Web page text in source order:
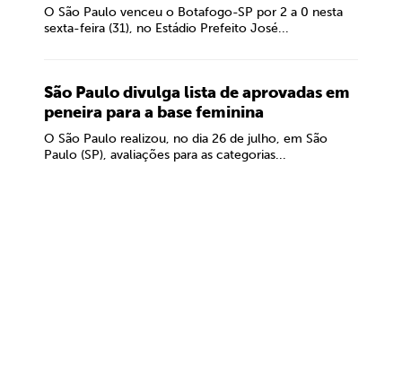
O São Paulo venceu o Botafogo-SP por 2 a 0 nesta
sexta-feira (31), no Estádio Prefeito José...
São Paulo divulga lista de aprovadas em
peneira para a base feminina
O São Paulo realizou, no dia 26 de julho, em São
Paulo (SP), avaliações para as categorias...